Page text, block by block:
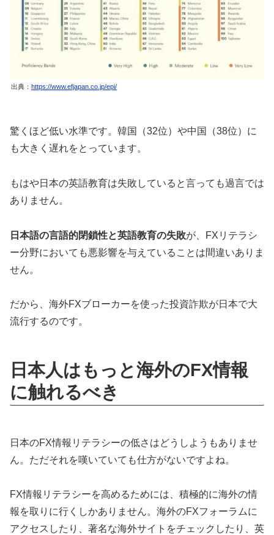
出典： https://www.efjapan.co.jp/epi/
驚くほど低い水準です。韓国（32位）や中国（38位）に
も大きく遅れをとっています。
もはや日本の英語教育は失敗していると言っても過言では
ありません。
日本語の言語的閉鎖性と英語教育の失敗が、FXリテラシ
ー分野においても悪影響を与えていることは間違いありま
せん。
だから、海外FXブローカーを使った投資詐欺が日本で大
流行するのです。
日本人はもっと海外のFX情報
に触れるべき
日本のFX情報リテラシーの低さはどうしようもありませ
ん。ただそれを嘆いていても仕方がないですよね。
FX情報リテラシーを高めるためには、積極的に海外の情
報を取りに行くしかありません。海外のFXフォーラムに
アクセスしたり、著名な海外サイトをチェックしたり、英